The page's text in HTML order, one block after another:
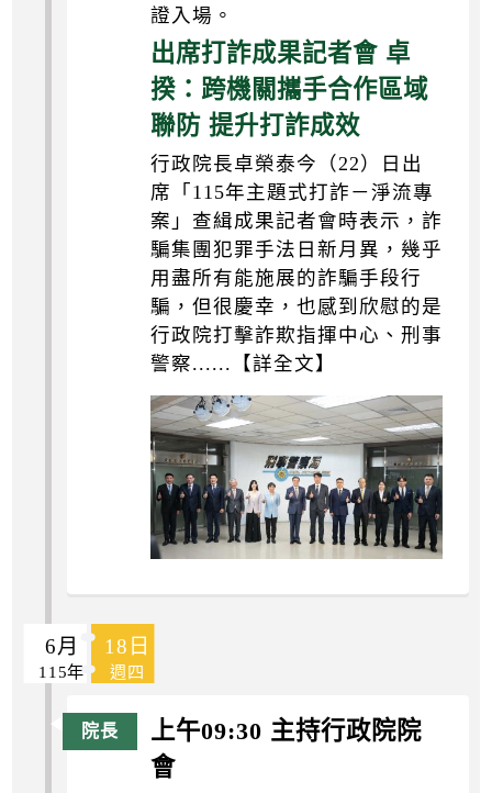
證入場。
出席打詐成果記者會 卓
揆：跨機關攜手合作區域
聯防 提升打詐成效
行政院長卓榮泰今（22）日出
席「115年主題式打詐－淨流專
案」查緝成果記者會時表示，詐
騙集團犯罪手法日新月異，幾乎
用盡所有能施展的詐騙手段行
騙，但很慶幸，也感到欣慰的是
行政院打擊詐欺指揮中心、刑事
警察......【詳全文】
6月 18日
115年 週四
上午09:30 主持行政院院
會